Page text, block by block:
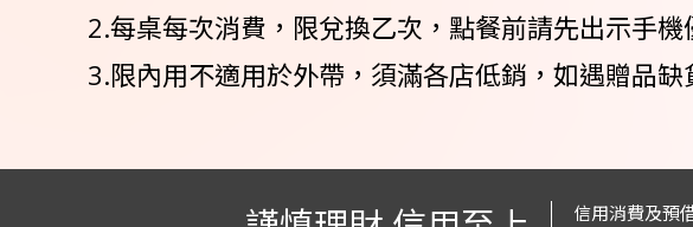
2.每桌每次消費，限兌換乙次，點餐前請先出示手
3.限內用不適用於外帶，須滿各店低銷，如遇贈品缺
信用消費及預